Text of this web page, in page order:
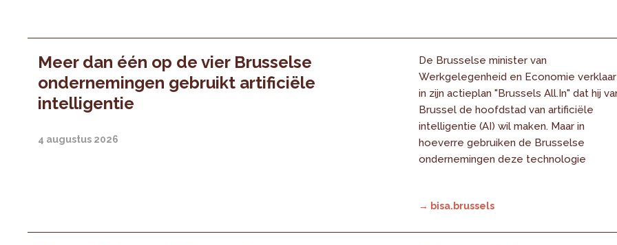
Meer dan één op de vier Brusselse
ondernemingen gebruikt artificiële
intelligentie
4 augustus 2026
De Brusselse minister van
Werkgelegenheid en Economie
in zijn actieplan "Brussels All.In" dat hij
Brussel de hoofdstad van artificiële
intelligentie (AI) wil maken. Maar in
hoeverre gebruiken de Brusselse
ondernemingen deze technologie
→ bisa.brussels